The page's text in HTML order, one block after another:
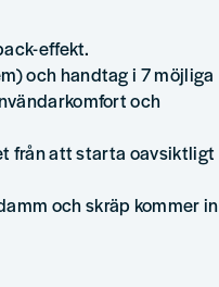
effekt.
och handtag i 7 möjliga
och
från att starta oavsiktligt
och skräp kommer in